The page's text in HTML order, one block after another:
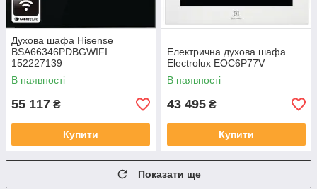
Духова шафа Hisense
BSA66346PDBGWIFI
152227139
В наявності
55 117 ₴
Купити
Електрична духова шафа
Electrolux EOC6P77V
В наявності
43 495 ₴
Купити
Показати ще